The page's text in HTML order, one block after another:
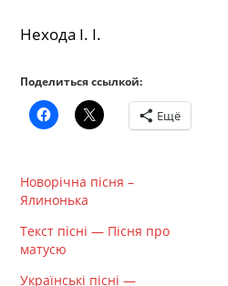
Нехода І. І.
Поделиться ссылкой:
Ещё
Новорічна пісня –
Ялинонька
Текст пісні — Пісня про
матусю
Українські пісні —